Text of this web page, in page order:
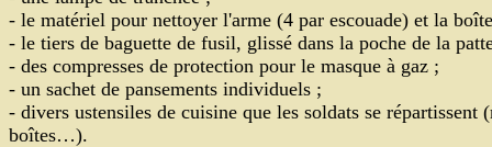
- le matériel pour nettoyer l'arme (4 par escouade) et la
- le tiers de baguette de fusil, glissé dans la poche de la
- des compresses de protection pour le masque à gaz ;
- un sachet de pansements individuels ;
- divers ustensiles de cuisine que les soldats se
boîtes…).